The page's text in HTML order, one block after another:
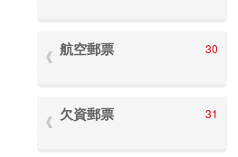
航空郵票 30
欠資郵票 31